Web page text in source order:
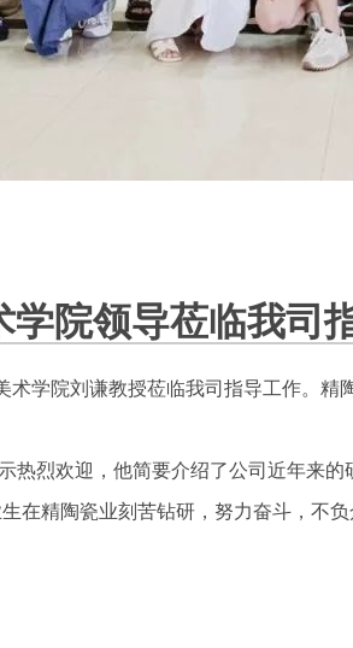
学院领导莅临我司
学院刘谦教授莅临我司指导工作。精
烈欢迎，他简要介绍了公司近年来
在精陶瓷业刻苦钻研，努力奋斗，不